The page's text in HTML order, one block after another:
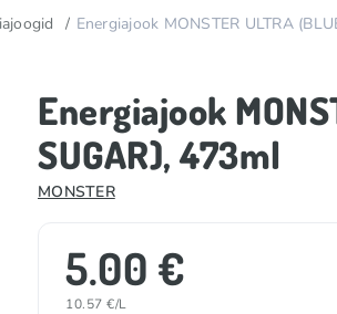
Energiajook MONSTER ULTRA
Energiajook
SUGAR), 473ml
MONSTER
5.00 €
10.57 €/L